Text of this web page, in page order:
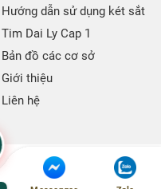
Hướng dẫn sử dụng két sắt
Tim Dai Ly Cap 1
Bản đồ các cơ sở
Giới thiệu
Liên hệ